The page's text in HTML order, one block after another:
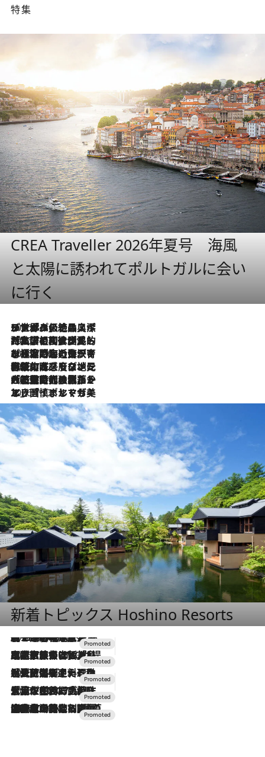
特集
CREA Traveller 2026年夏号 海風
と太陽に誘われてポルトガルに会い
に行く
2026.8.8
リスボンの絶品スイーツ「パステル・デ・ナタ」とは？ポルトガル伝統の奥深い世界へ
2026.7.27
「私の祖国はポルトガル語です」国民的詩人フェルナンド・ペソアと、彼が愛した文学の街を歩く
2026.7.26
ポルトガル近海が育む極上の海の幸。キリリと冷えた白ワインと愉しむ、シーフード専門店の贅沢
2026.7.22
伝統の味をモダンに昇華。高感度な地元客が集う、リスボンの最旬ガストロノミー
2026.7.21
大航海時代の栄華から、震災、独裁、そして革命へ。ポルトガル・首都リスボンの石畳に刻まれた「歴史の光と影」
2026.7.13
エッセイ・ヤマザキマリ「慎ましくも美しき国 ポルトガル」
新着トピックス Hoshino Resorts
2026.8.7
【トンボの足水浴】ヒノキの香りに包まれて涼感マックス！約13℃の湧水かけ流しを避暑地「星野温泉 トンボの湯」で体験
2026.7.31
【ホテル帰省】という選択肢をOMOが提案。家族とほどよい距離を保つには「昼は実家、夜は気兼ねなくホテルで！」
2026.7.24
【夏限定ディナーコース】旬を迎える稚鮎や花ズッキーニなどをイタリア・トスカーナの郷土料理の手法で満喫！
2026.7.17
「土佐和ハーブかき氷」がOMO7高知に登場！生姜、山椒、大葉など目にも舌にも涼を呼ぶ郷土の味
2026.7.10
NEW OPEN！【界 草津】名湯の地に誕生。趣の異なる2種の温泉と上州ならではの会席・蕎麦割烹など美食を味わう究極の癒やし旅